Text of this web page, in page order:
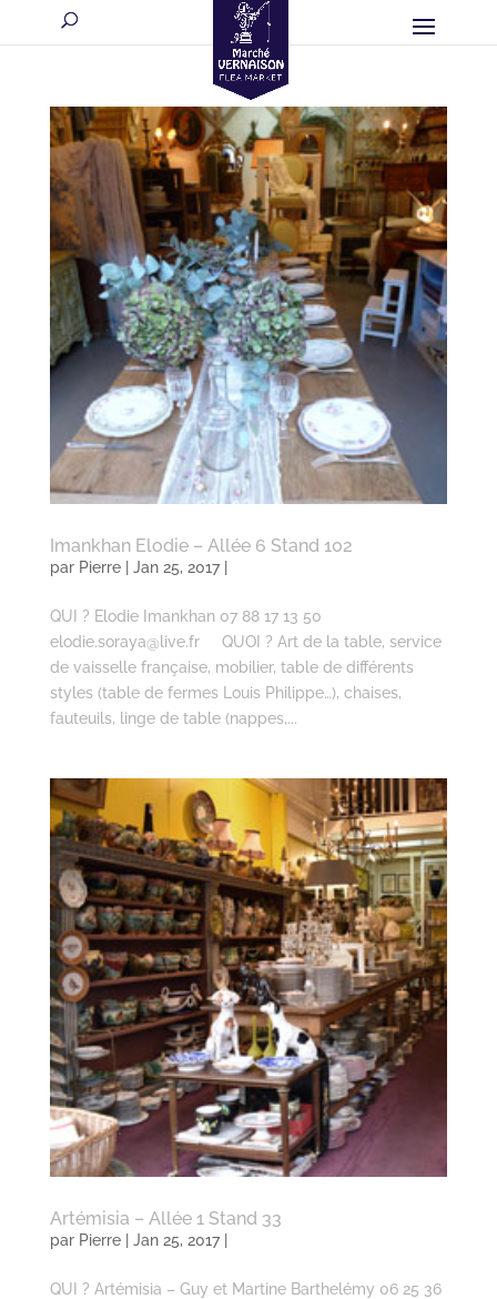
Imankhan Elodie – Allée 6 Stand 102
par Pierre| Jan 25, 2017 |
QUI ? Elodie Imankhan 07 88 17 13 50
elodie.soraya@live.fr QUOI ? Art de la table, service
de vaisselle française, mobilier, table de différents
styles (table de fermes Louis Philippe…), chaises,
fauteuils, linge de table (nappes,...
Artémisia – Allée 1 Stand 33
par Pierre| Jan 25, 2017 |
QUI ? Artémisia – Guy et Martine Barthelémy 06 25 36